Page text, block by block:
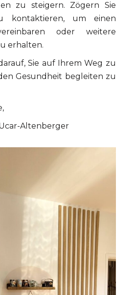
zu steigern. Zögern Sie
kontaktieren, um einen
oder weitere
erhalten.
Sie auf Ihrem Weg zu
Gesundheit begleiten zu
Altenberger